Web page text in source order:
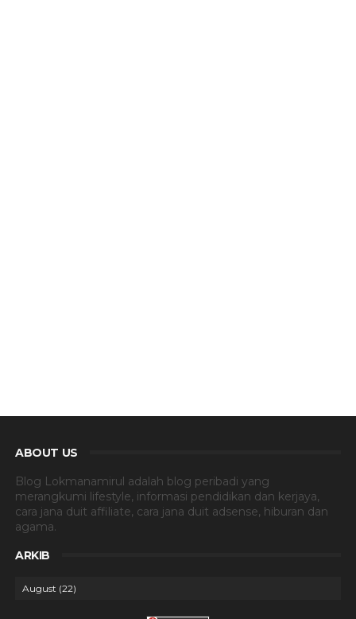
ABOUT US
Blog Lokmanamirul adalah blog peribadi yang
merangkumi lifestyle, informasi pendidikan dan kerjaya,
cara jana duit affiliate, cara jana duit adsense, hiburan dan
agama.
ARKIB